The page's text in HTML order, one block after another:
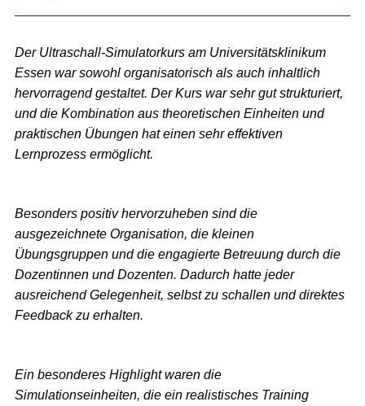
Der Ultraschall-Simulatorkurs am Universitätsklinikum
Essen war sowohl organisatorisch als auch inhaltlich
hervorragend gestaltet. Der Kurs war sehr gut strukturiert,
und die Kombination aus theoretischen Einheiten und
praktischen Übungen hat einen sehr effektiven
Lernprozess ermöglicht.
Besonders positiv hervorzuheben sind die
ausgezeichnete Organisation, die kleinen
Übungsgruppen und die engagierte Betreuung durch die
Dozentinnen und Dozenten. Dadurch hatte jeder
ausreichend Gelegenheit, selbst zu schallen und direktes
Feedback zu erhalten.
Ein besonderes Highlight waren die
Simulationseinheiten, die ein realistisches Training